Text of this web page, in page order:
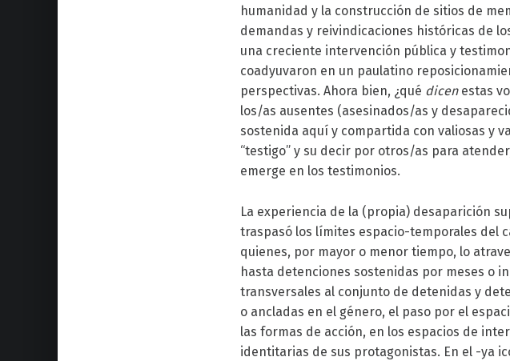
humanidad y la construcción de sitios de
demandas y reivindicaciones históricas de
una creciente intervención pública y
coadyuvaron en un paulatino
perspectivas. Ahora bien, ¿qué dicenestas
los/as ausentes (asesinados/as y
sostenida aquí y compartida con valiosas y
“testigo” y su decir por otros/as para
emerge en los testimonios.
La experiencia de la (propia) desaparición
traspasó los límites espacio-temporales del
quienes, por mayor o menor tiempo, lo
hasta detenciones sostenidas por meses o
transversales al conjunto de detenidas y
o ancladas en el género, el paso por el
las formas de acción, en los espacios de
identitarias de sus protagonistas. En el -ya